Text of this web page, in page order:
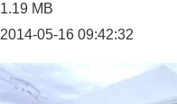
1.19 MB
2014-05-16 09:42:32